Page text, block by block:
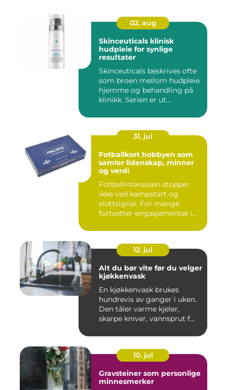
02. aug
Skinceuticals klinisk
hudpleie for synlige
resultater
Skinceuticals beskrives ofte
som broen mellom hudpleie
hjemme og behandling på
klinikk. Serien er ut...
31. jul
Fotballkort hobbyen som
samler lidenskap, minner
og verdi
Fotballinteressen stopper
ikke ved kampstart og
sluttsignal. For mange
fortsetter engasjementet i
12. jul
Alt du bør vite før du velger
kjøkkenvask
En kjøkkenvask brukes
hundrevis av ganger i uken.
Den tåler varme kjeler,
skarpe kniver, vannsprut f...
10. jul
Gravsteiner som personlige
minnesmerker